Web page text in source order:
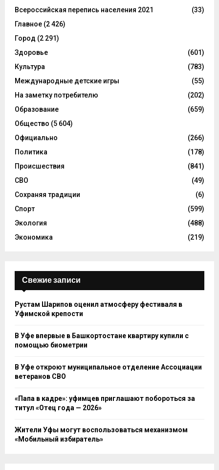
Всероссийская перепись населения 2021
(33)
Главное (2 426)
Город (2 291)
Здоровье
(601)
Культура
(783)
Международные детские игры
(55)
На заметку потребителю
(202)
Образование
(659)
Общество (5 604)
Официально
(266)
Политика
(178)
Происшествия
(841)
СВО
(49)
Сохраняя традиции
(6)
Спорт
(599)
Экология
(488)
Экономика
(219)
Свежие записи
Рустам Шарипов оценил атмосферу фестиваля в
Уфимской крепости
В Уфе впервые в Башкортостане квартиру купили с
помощью биометрии
В Уфе откроют муниципальное отделение Ассоциации
ветеранов СВО
«Папа в кадре»: уфимцев приглашают побороться за
титул «Отец года — 2026»
Жители Уфы могут воспользоваться механизмом
«Мобильный избиратель»